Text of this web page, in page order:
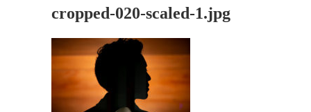
cropped-020-scaled-1.jpg